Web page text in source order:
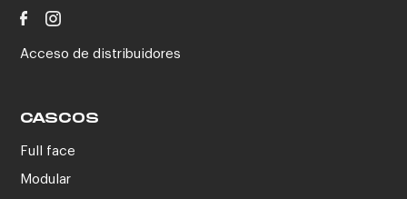
Acceso de distribuidores
CASCOS
Full face
Modular